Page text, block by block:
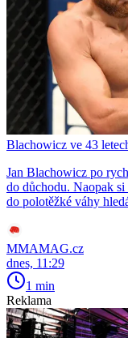
Blachowicz ve 43
Jan Blachowicz po
do důchodu. Naopak
do polotěžké váhy
MMAMAG.cz
dnes, 11:29
1 min
Reklama